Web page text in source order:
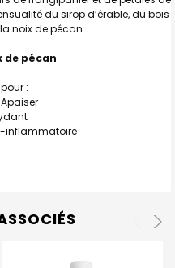
du sirop d’érable, du bois
noix de pécan.
de pécan
:
inflammatoire